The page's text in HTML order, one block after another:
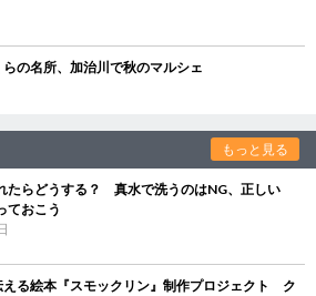
の名所、加治川で秋のマルシェ
もっと見る
たらどうする？ 真水で洗うのはNG、正しい
ておこう
える絵本『スモックリン』制作プロジェクト ク